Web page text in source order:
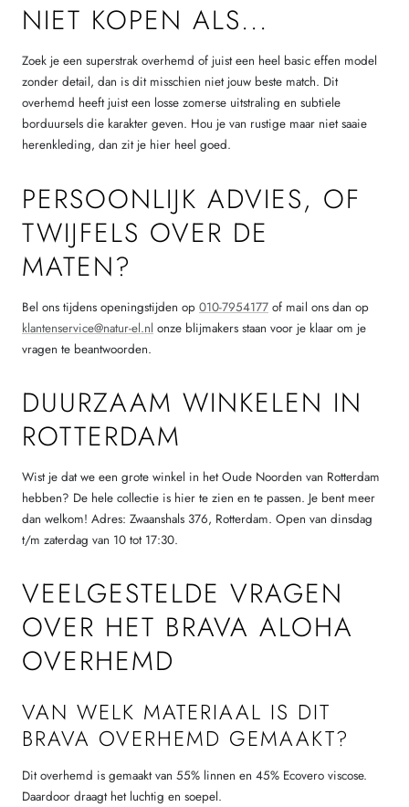
NIET KOPEN ALS...
Zoek je een superstrak overhemd of juist een heel basic effen model
zonder detail, dan is dit misschien niet jouw beste match. Dit
overhemd heeft juist een losse zomerse uitstraling en subtiele
borduursels die karakter geven. Hou je van rustige maar niet saaie
herenkleding, dan zit je hier heel goed.
PERSOONLIJK ADVIES, OF
TWIJFELS OVER DE
MATEN?
Bel ons tijdens openingstijden op 010-7954177 of mail ons dan op
klantenservice@natur-el.nl onze blijmakers staan voor je klaar om je
vragen te beantwoorden.
DUURZAAM WINKELEN IN
ROTTERDAM
Wist je dat we een grote winkel in het Oude Noorden van Rotterdam
hebben? De hele collectie is hier te zien en te passen. Je bent meer
dan welkom! Adres: Zwaanshals 376, Rotterdam. Open van dinsdag
t/m zaterdag van 10 tot 17:30.
VEELGESTELDE VRAGEN
OVER HET BRAVA ALOHA
OVERHEMD
VAN WELK MATERIAAL IS DIT
BRAVA OVERHEMD GEMAAKT?
Dit overhemd is gemaakt van 55% linnen en 45% Ecovero viscose.
Daardoor draagt het luchtig en soepel.